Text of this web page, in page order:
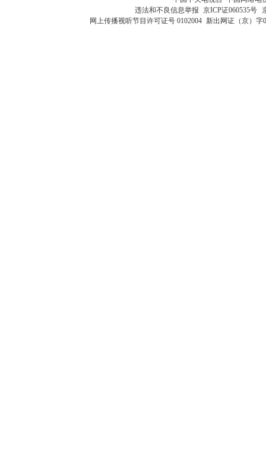
违法和不良信息举报 京ICP证060535号
网上传播视听节目许可证号 0102004 新出网证（京）